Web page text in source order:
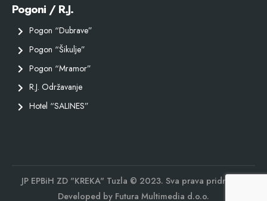
Pogoni / R.J.
Pogon “Dubrave”
Pogon “Šikulje”
Pogon “Mramor”
R.J. Održavanje
Hotel “SALINES”
JP EPBiH ZD "KREKA" Tuzla © 2023. Sva prava pridržana.
Developed by Futura Multimedia d.o.o.